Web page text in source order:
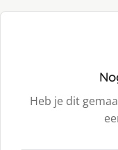
Heb je dit